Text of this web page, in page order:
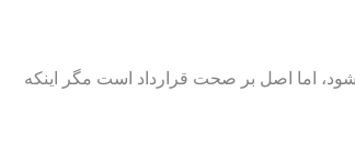
شود، اما اصل بر صحت قرارداد است مگر اینکه